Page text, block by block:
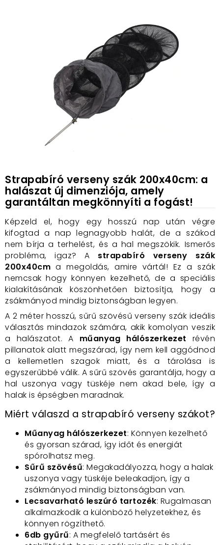
Strapabíró verseny szák 200x40cm: a
halászat új dimenziója, amely
garantáltan megkönnyíti a fogást!
Képzeld el, hogy egy hosszú nap után végre
kifogtad a nap legnagyobb halát, de a szákod
nem bírja a terhelést, és a hal megszökik. Ismerős
probléma, igaz? A strapabíró verseny szák
200x40cm a megoldás, amire vártál! Ez a szák
nemcsak hogy könnyen kezelhető, de a speciális
kialakításának köszönhetően biztosítja, hogy a
zsákmányod mindig biztonságban legyen.
A 2 méter hosszú, sűrű szövésű verseny szák ideális
választás mindazok számára, akik komolyan veszik
a halászatot. A műanyag hálószerkezet révén
pillanatok alatt megszárad, így nem kell aggódnod
a kellemetlen szagok miatt, és a tárolása is
egyszerűbbé válik. A sűrű szövés garantálja, hogy a
hal uszonya vagy tüskéje nem akad bele, így a
halak is épségben maradnak.
Miért válaszd a strapabíró verseny szákot?
Műanyag hálószerkezet: Könnyen kezelhető
és gyorsan szárad, így időt és energiát
spórolhatsz meg.
Sűrű szövésű: Megakadályozza, hogy a halak
uszonya vagy tüskéje beleakadjon, így a
zsákmányod mindig biztonságban van.
Lecsavarható leszúró tartozék: Rugalmasan
alkalmazkodik a különböző helyzetekhez, és
könnyen rögzíthető.
6db gyűrű: A megfelelő tartásért és